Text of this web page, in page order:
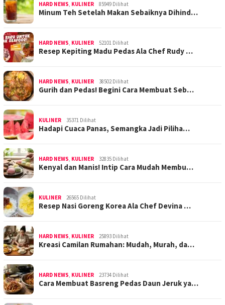
HARD NEWS, KULINER 85949 Dilihat
Minum Teh Setelah Makan Sebaiknya Dihind…
HARD NEWS, KULINER 52101 Dilihat
Resep Kepiting Madu Pedas Ala Chef Rudy …
HARD NEWS, KULINER 38502 Dilihat
Gurih dan Pedas! Begini Cara Membuat Seb…
KULINER 35371 Dilihat
Hadapi Cuaca Panas, Semangka Jadi Piliha…
HARD NEWS, KULINER 32835 Dilihat
Kenyal dan Manis! Intip Cara Mudah Membu…
KULINER 26565 Dilihat
Resep Nasi Goreng Korea Ala Chef Devina …
HARD NEWS, KULINER 25893 Dilihat
Kreasi Camilan Rumahan: Mudah, Murah, da…
HARD NEWS, KULINER 23734 Dilihat
Cara Membuat Basreng Pedas Daun Jeruk ya…